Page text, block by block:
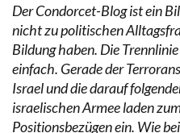
Der Condorcet-Blog ist ein
nicht zu politischen
Bildung haben. Die
einfach. Gerade der
Israel und die darauf
israelischen Armee laden
Positionsbezügen ein. Wie